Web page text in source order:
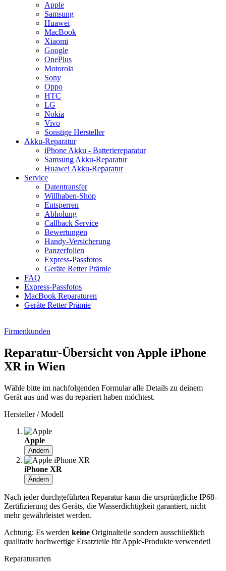
Apple
Samsung
Huawei
MacBook
Xiaomi
Google
OnePlus
Motorola
Sony
Oppo
HTC
LG
Nokia
Vivo
Sonstige Hersteller
Akku-Reparatur
iPhone Akku - Batteriereparatur
Samsung Akku-Reparatur
Huawei Akku-Reparatur
Service
Datentransfer
Willhaben-Shop
Entsperren
Abholung
Callback Service
Bewertungen
Handy-Versicherung
Panzerfolien
Express-Passfotos
Geräte Retter Prämie
FAQ
Express-Passfotos
MacBook Reparaturen
Geräte Retter Prämie
Firmenkunden
Reparatur-Übersicht von Apple iPhone
XR in Wien
Wähle bitte im nachfolgenden Formular alle Details zu deinem
Gerät aus und was du repariert haben möchtest.
Hersteller / Modell
Apple
Ändern
iPhone XR
Ändern
Nach jeder durchgeführten Reparatur kann die ursprüngliche IP68-
Zertifizierung des Geräts, die Wasserdichtigkeit garantiert, nicht
mehr gewährleistet werden.
Achtung: Es werden keine Originalteile sondern ausschließlich
qualitativ hochwertige Ersatzteile für Apple-Produkte verwendet!
Reparaturarten